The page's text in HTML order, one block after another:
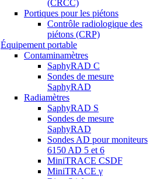
(CRCC)
Portiques pour les piétons
Contrôle radiologique des
piétons (CRP)
Équipement portable
Contaminamètres
SaphyRAD C
Sondes de mesure
SaphyRAD
Radiamètres
SaphyRAD S
Sondes de mesure
SaphyRAD
Sondes AD pour moniteurs
6150 AD 5 et 6
MiniTRACE CSDF
MiniTRACE γ